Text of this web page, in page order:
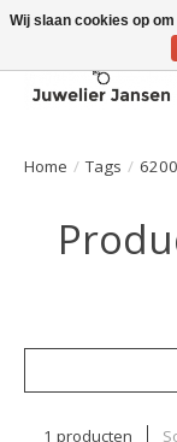
Home / Tags /
1 producten
Wij slaan cookies op